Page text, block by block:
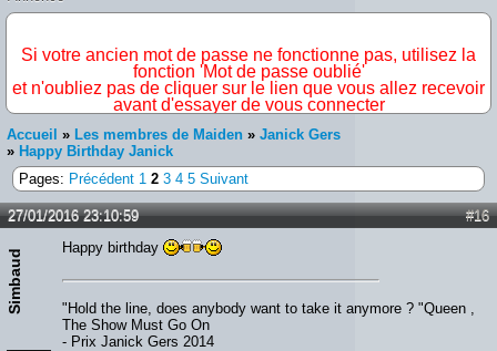
Si votre ancien mot de passe ne fonctionne pas, utilisez la
fonction 'Mot de passe oublié'
et n'oubliez pas de cliquer sur le lien que vous allez recevoir
avant d'essayer de vous connecter
Accueil » Les membres de Maiden » Janick Gers
» Happy Birthday Janick
Pages: Précédent 1 2 3 4 5 Suivant
#16
27/01/2016 23:10:59
Simbaud
Happy birthday
"Hold the line, does anybody want to take it anymore ? "Queen ,
The Show Must Go On
- Prix Janick Gers 2014